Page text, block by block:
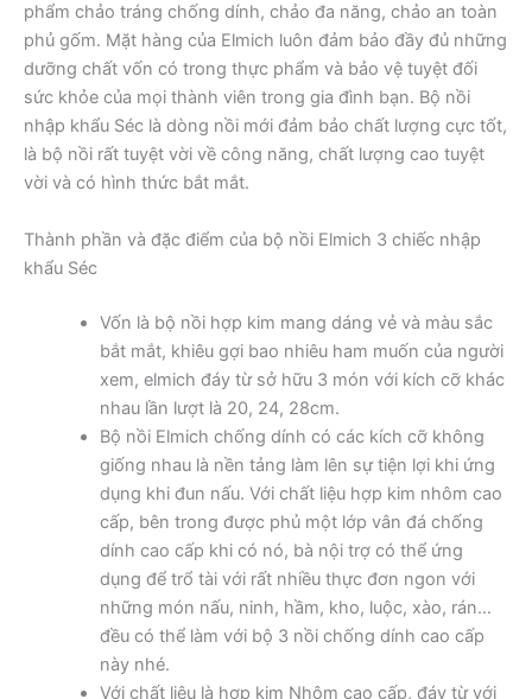
phẩm chảo tráng chống dính, chảo đa năng, chảo an toàn
phủ gốm. Mặt hàng của Elmich luôn đảm bảo đầy đủ những
dưỡng chất vốn có trong thực phẩm và bảo vệ tuyệt đối
sức khỏe của mọi thành viên trong gia đình bạn. Bộ nồi
nhập khẩu Séc là dòng nồi mới đảm bảo chất lượng cực tốt,
là bộ nồi rất tuyệt vời về công năng, chất lượng cao tuyệt
vời và có hình thức bắt mắt.
Thành phần và đặc điểm của bộ nồi Elmich 3 chiếc nhập
khẩu Séc
Vốn là bộ nồi hợp kim mang dáng vẻ và màu sắc
bắt mắt, khiêu gợi bao nhiêu ham muốn của người
xem, elmich đáy từ sở hữu 3 món với kích cỡ khác
nhau lần lượt là 20, 24, 28cm.
Bộ nồi Elmich chống dính có các kích cỡ không
giống nhau là nền tảng làm lên sự tiện lợi khi ứng
dụng khi đun nấu. Với chất liệu hợp kim nhôm cao
cấp, bên trong được phủ một lớp vân đá chống
dính cao cấp khi có nó, bà nội trợ có thể ứng
dụng để trổ tài với rất nhiều thực đơn ngon với
những món nấu, ninh, hầm, kho, luộc, xào, rán…
đều có thể làm với bộ 3 nồi chống dính cao cấp
này nhé.
Với chất liệu là hợp kim Nhôm cao cấp, đáy từ với